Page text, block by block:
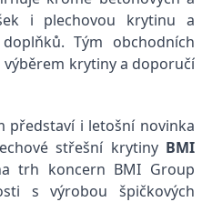
i plechovou krytinu a
Tým obchodních
krytiny a doporučí
představí i letošní novinka
střešní krytiny BMI
trh koncern BMI Group
s výrobou špičkových